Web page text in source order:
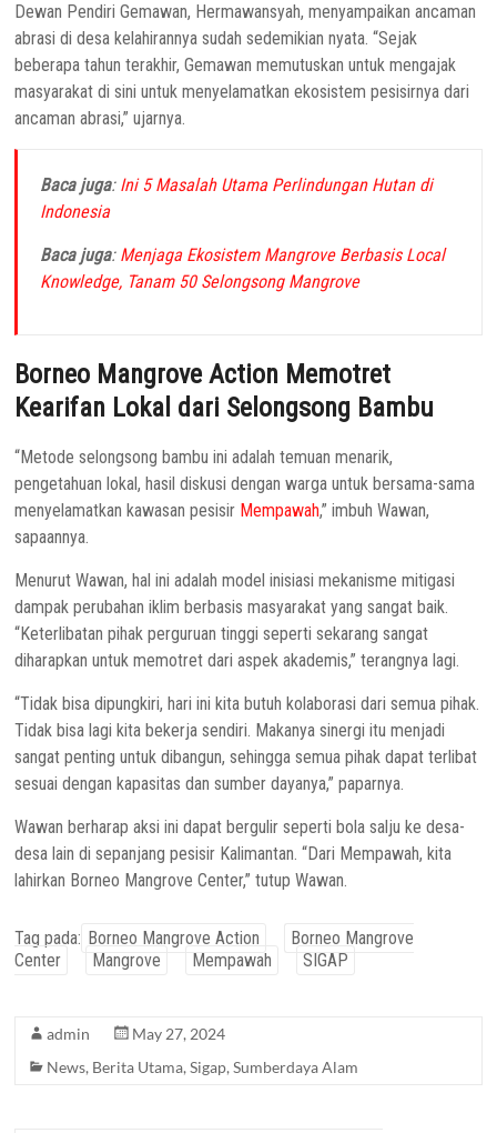
Dewan Pendiri Gemawan, Hermawansyah, menyampaikan ancaman
abrasi di desa kelahirannya sudah sedemikian nyata. “Sejak
beberapa tahun terakhir, Gemawan memutuskan untuk mengajak
masyarakat di sini untuk menyelamatkan ekosistem pesisirnya dari
ancaman abrasi,” ujarnya.
Baca juga: Ini 5 Masalah Utama Perlindungan Hutan di
Indonesia
Baca juga: Menjaga Ekosistem Mangrove Berbasis Local
Knowledge, Tanam 50 Selongsong Mangrove
Borneo Mangrove Action Memotret
Kearifan Lokal dari Selongsong Bambu
“Metode selongsong bambu ini adalah temuan menarik,
pengetahuan lokal, hasil diskusi dengan warga untuk bersama-sama
menyelamatkan kawasan pesisir Mempawah,” imbuh Wawan,
sapaannya.
Menurut Wawan, hal ini adalah model inisiasi mekanisme mitigasi
dampak perubahan iklim berbasis masyarakat yang sangat baik.
“Keterlibatan pihak perguruan tinggi seperti sekarang sangat
diharapkan untuk memotret dari aspek akademis,” terangnya lagi.
“Tidak bisa dipungkiri, hari ini kita butuh kolaborasi dari semua pihak.
Tidak bisa lagi kita bekerja sendiri. Makanya sinergi itu menjadi
sangat penting untuk dibangun, sehingga semua pihak dapat terlibat
sesuai dengan kapasitas dan sumber dayanya,” paparnya.
Wawan berharap aksi ini dapat bergulir seperti bola salju ke desa-
desa lain di sepanjang pesisir Kalimantan. “Dari Mempawah, kita
lahirkan Borneo Mangrove Center,” tutup Wawan.
Tag pada: Borneo Mangrove Action
Borneo Mangrove
Center
Mangrove Mempawah SIGAP
admin
May 27, 2024
News, Berita Utama,Sigap,Sumberdaya Alam